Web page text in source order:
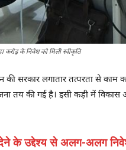
करोड़ के निवेश को मिली स्वीकृति
सरकार लगातार तत्परता से
तय की गई है। इसी कड़ी में विकास
के उद्देश्य से अलग-अलग निवेश